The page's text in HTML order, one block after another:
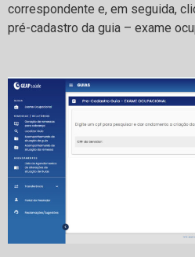
correspondente e, em seguida,
pré-cadastro da guia – exame